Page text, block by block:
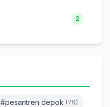
2
#pesantren depok (79)